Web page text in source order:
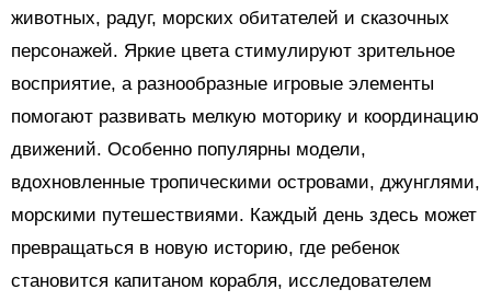
животных, радуг, морских обитателей и сказочных
персонажей. Яркие цвета стимулируют зрительное
восприятие, а разнообразные игровые элементы
помогают развивать мелкую моторику и координацию
движений. Особенно популярны модели,
вдохновленные тропическими островами, джунглями,
морскими путешествиями. Каждый день здесь может
превращаться в новую историю, где ребенок
становится капитаном корабля, исследователем